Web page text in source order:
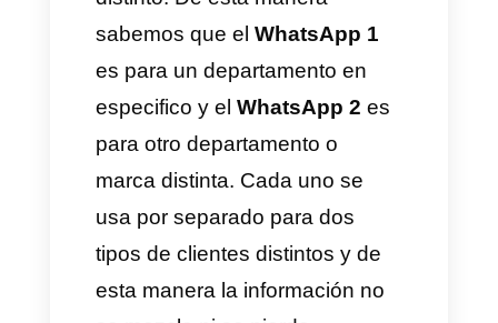
espacios por separados para
cada línea de productos y cada
marca distinta. Esto trae una
cantidad de beneficios en
cuanto a organización de la
información, separación de
departamentos y gestión de